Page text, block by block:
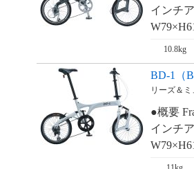
インチ
10.8kg
BD-1（
リーズ＆ミ
●概要
インチ